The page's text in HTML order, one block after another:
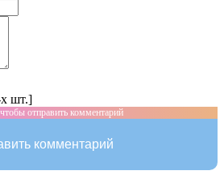
шт.]
отправить комментарий
комментарий